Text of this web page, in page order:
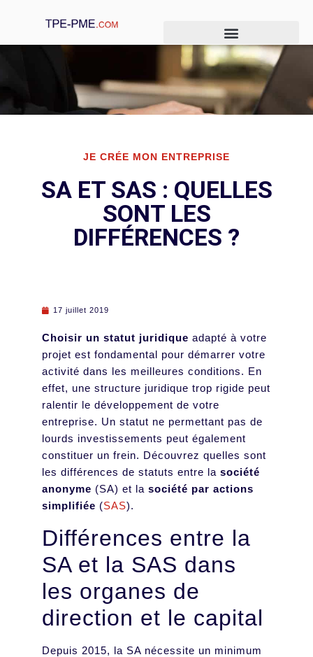
JE CRÉE MON ENTREPRISE
SA ET SAS : QUELLES
SONT LES
DIFFÉRENCES ?
17 juillet 2019
Choisir un statut juridique adapté à votre
projet est fondamental pour démarrer votre
activité dans les meilleures conditions. En
effet, une structure juridique trop rigide peut
ralentir le développement de votre
entreprise. Un statut ne permettant pas de
lourds investissements peut également
constituer un frein. Découvrez quelles sont
les différences de statuts entre la société
anonyme (SA) et la société par actions
simplifiée (SAS).
Différences entre la
SA et la SAS dans
les organes de
direction et le capital
Depuis 2015, la SA nécessite un minimum